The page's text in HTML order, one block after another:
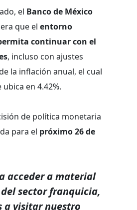
el Banco de México
que el entorno
continuar con el
, incluso con ajustes
la inflación anual, el cual
en 4.42%.
de política monetaria
para el próximo 26 de
acceder a material
sector franquicia,
a visitar nuestro